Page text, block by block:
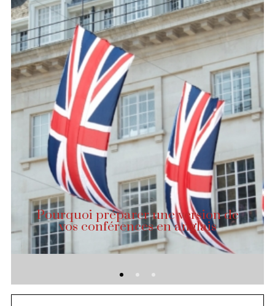
Pourquoi préparer une version de
vos conférences en anglais